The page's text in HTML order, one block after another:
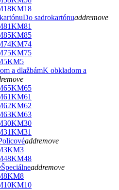
KM18
Do sadrokartónuaddremove
KM81
KM85
KM74
KM75
KM5
K obkladom a
remove
KM65
KM61
KM62
KM63
KM30
KM31
addremove
KM3
KM48
Špeciálneaddremove
KM8
KM10